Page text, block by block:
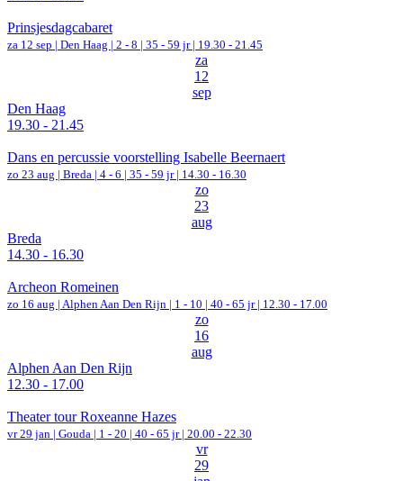
Prinsjesdagcabaret
za 12 sep | Den Haag | 2 - 8 | 35 - 59 jr | 19.30 - 21.45
za
12
sep
Den Haag
19.30 - 21.45
Dans en percussie voorstelling Isabelle Beernaert
zo 23 aug | Breda | 4 - 6 | 35 - 59 jr | 14.30 - 16.30
zo
23
aug
Breda
14.30 - 16.30
Archeon Romeinen
zo 16 aug | Alphen Aan Den Rijn | 1 - 10 | 40 - 65 jr | 12.30 - 17.00
zo
16
aug
Alphen Aan Den Rijn
12.30 - 17.00
Theater tour Roxeanne Hazes
vr 29 jan | Gouda | 1 - 20 | 40 - 65 jr | 20.00 - 22.30
vr
29